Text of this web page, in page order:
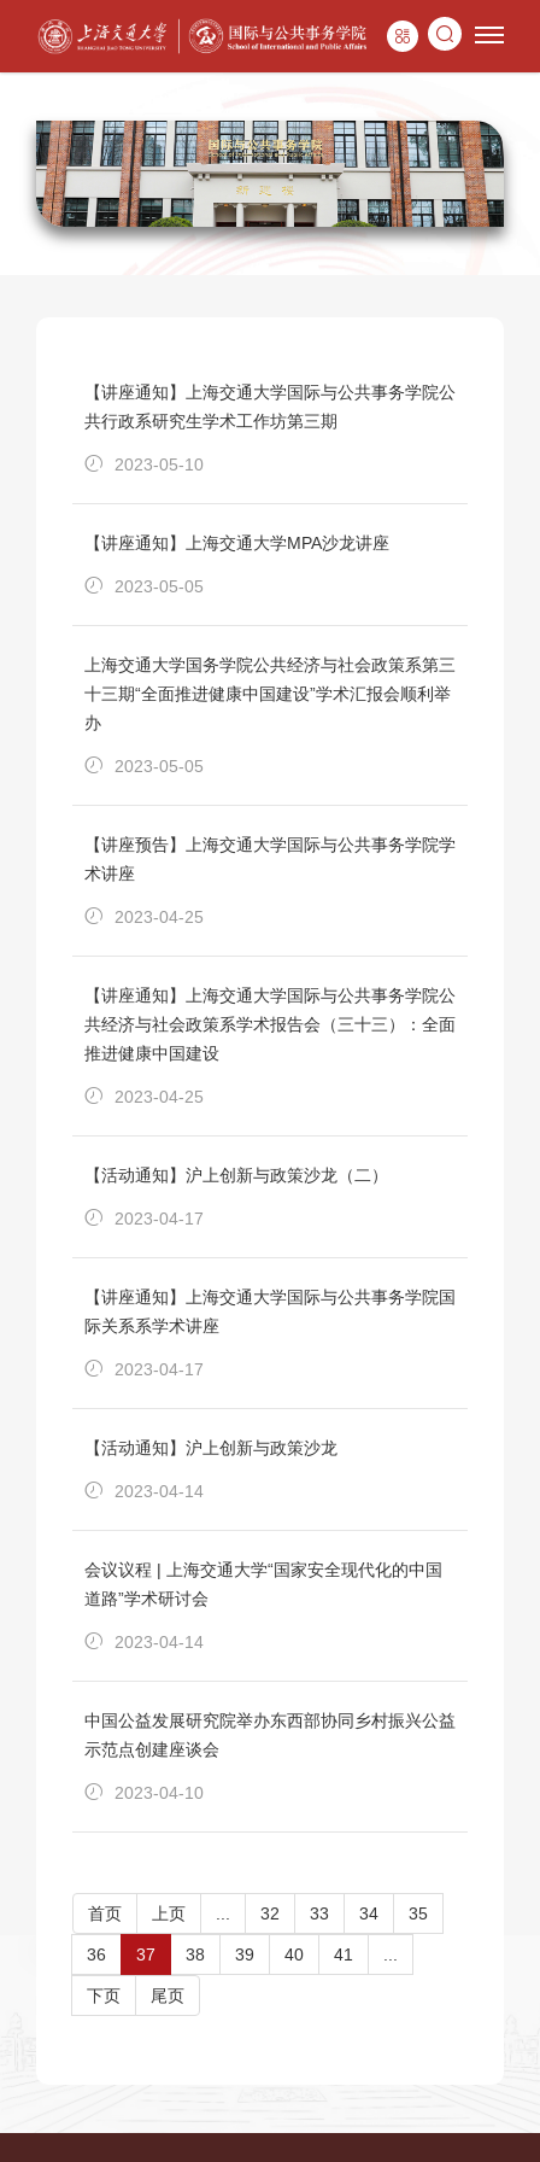
【讲座通知】上海交通大学国际与公共事务学院公
共行政系研究生学术工作坊第三期
2023-05-10
【讲座通知】上海交通大学MPA沙龙讲座
2023-05-05
上海交通大学国务学院公共经济与社会政策系第三
十三期“全面推进健康中国建设”学术汇报会顺利举
办
2023-05-05
【讲座预告】上海交通大学国际与公共事务学院学
术讲座
2023-04-25
【讲座通知】上海交通大学国际与公共事务学院公
共经济与社会政策系学术报告会（三十三）：全面
推进健康中国建设
2023-04-25
【活动通知】沪上创新与政策沙龙（二）
2023-04-17
【讲座通知】上海交通大学国际与公共事务学院国
际关系系学术讲座
2023-04-17
【活动通知】沪上创新与政策沙龙
2023-04-14
会议议程 | 上海交通大学“国家安全现代化的中国
道路”学术研讨会
2023-04-14
中国公益发展研究院举办东西部协同乡村振兴公益
示范点创建座谈会
2023-04-10
首页 上页 32 33 34 35
36 37 38 39 40 41
下页 尾页